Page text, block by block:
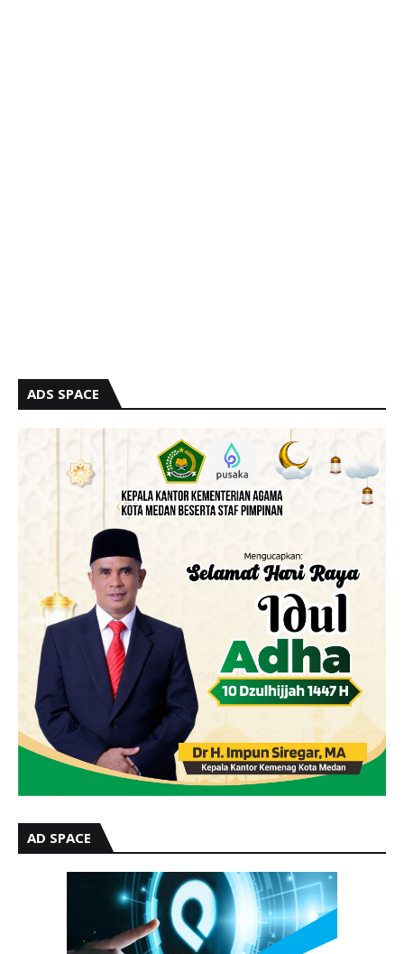
ADS SPACE
AD SPACE